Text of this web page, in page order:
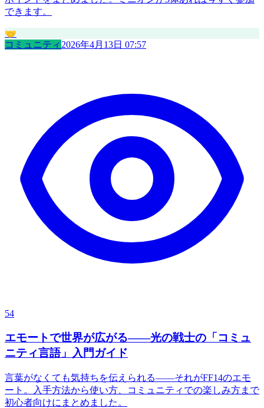
できます。
🤝
コミュニティ 2026年4月13日 07:57
54
エモートで世界が広がる——光の戦士の「コミュ
ニティ言語」入門ガイド
言葉がなくても気持ちを伝えられる——それがFF14のエモ
ート。入手方法から使い方、コミュニティでの楽しみ方まで
初心者向けにまとめました。